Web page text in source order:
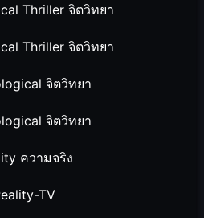
Thriller จิตวิทยา
Thriller จิตวิทยา
จิตวิทยา
จิตวิทยา
ความจริง
TV